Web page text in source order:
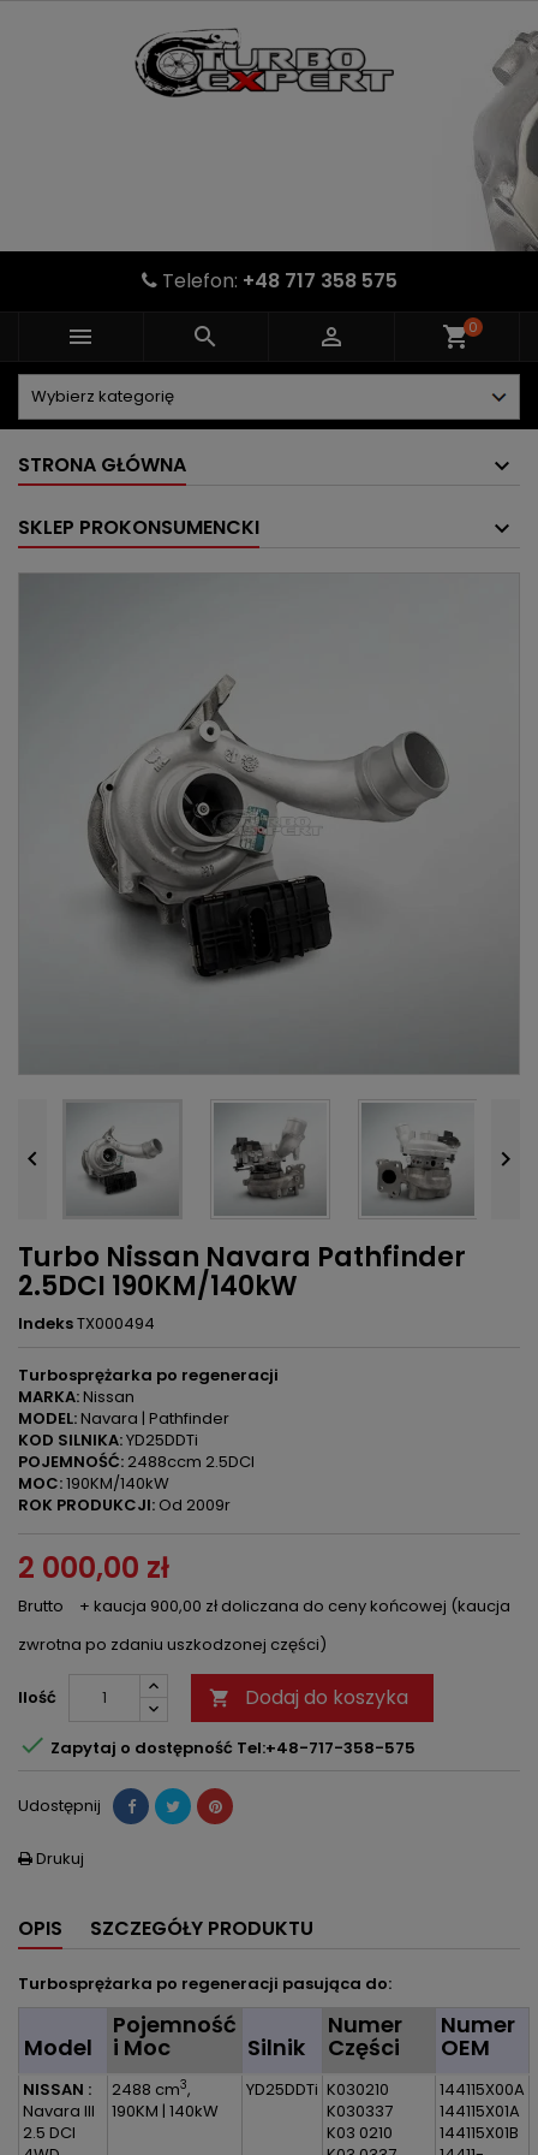
Telefon: +48 717 358 575
   shopping_cart0
STRONA GŁÓWNA
SKLEP PROKONSUMENCKI
 
Turbo Nissan Navara Pathfinder
2.5DCI 190KM/140kW
IndeksTX000494
Turbosprężarka po regeneracji
MARKA:Nissan
MODEL:Navara | Pathfinder
KOD SILNIKA:YD25DDTi
POJEMNOŚĆ: 2488ccm 2.5DCI
MOC:190KM/140kW
ROK PRODUKCJI: Od 2009r
2 000,00 zł
Brutto
+ kaucja 900,00 zł doliczana do ceny końcowej (kaucja
zwrotna po zdaniu uszkodzonej części)
Ilość  Dodaj do koszyka
 Zapytaj o dostępność Tel:+48-717-358-575
Udostępnij
 Drukuj
OPIS SZCZEGÓŁY PRODUKTU
Turbosprężarka po regeneracji pasująca do:
Model
Pojemność
i Moc Silnik
Numer
Części
Numer
OEM
NISSAN :
Navara III
2.5 DCI
2488 cm3,
190KM | 140kW
YD25DDTi K030210
K030337
K03 0210
144115X00A
144115X01A
144115X01B